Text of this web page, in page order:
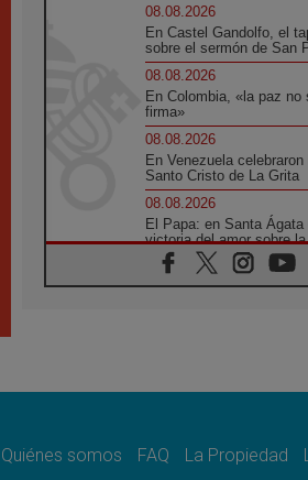
08.08.2026
En Castel Gandolfo, el
sobre el sermón de San
08.08.2026
En Colombia, «la paz
firma»
08.08.2026
En Venezuela
Santo Cristo de La Grita
08.08.2026
El Papa: en Santa
victoria del amor sobre
08.08.2026
León XIV visitará el
07.08.2026
07.08.2026
Quiénes somos FAQ La Propiedad